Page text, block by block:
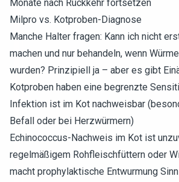
Monate nach Rückkehr fortsetzen
Milpro vs. Kotproben-Diagnose
Manche Halter fragen: Kann ich nicht
machen und nur behandeln, wenn
wurden? Prinzipiell ja – aber es gibt
Kotproben haben eine begrenzte
Infektion ist im Kot nachweisbar
Befall oder bei Herzwürmern)
Echinococcus-Nachweis im Kot ist
regelmäßigem Rohfleischfüttern oder
macht prophylaktische Entwurmung Sinn